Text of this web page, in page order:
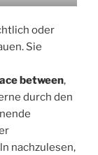
oder
Sie
between,
durch den
nachzulesen,